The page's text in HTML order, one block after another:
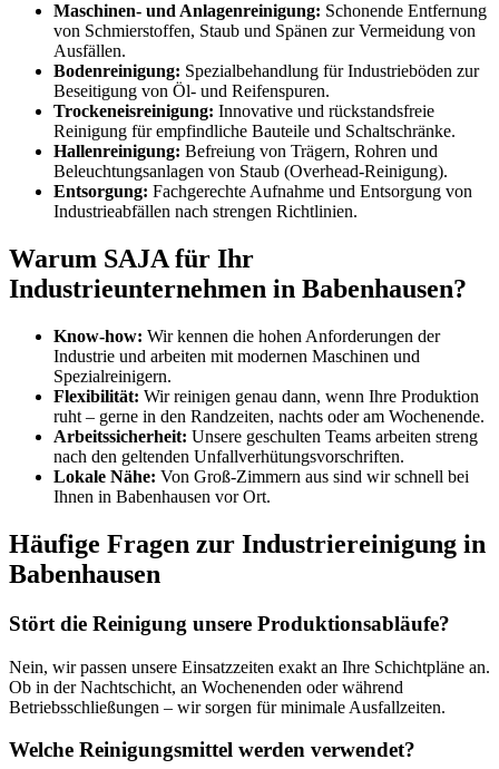
Maschinen- und Anlagenreinigung: Schonende Entfernung
von Schmierstoffen, Staub und Spänen zur Vermeidung von
Ausfällen.
Bodenreinigung: Spezialbehandlung für Industrieböden zur
Beseitigung von Öl- und Reifenspuren.
Trockeneisreinigung: Innovative und rückstandsfreie
Reinigung für empfindliche Bauteile und Schaltschränke.
Hallenreinigung: Befreiung von Trägern, Rohren und
Beleuchtungsanlagen von Staub (Overhead-Reinigung).
Entsorgung: Fachgerechte Aufnahme und Entsorgung von
Industrieabfällen nach strengen Richtlinien.
Warum SAJA für Ihr
Industrieunternehmen in Babenhausen?
Know-how: Wir kennen die hohen Anforderungen der
Industrie und arbeiten mit modernen Maschinen und
Spezialreinigern.
Flexibilität: Wir reinigen genau dann, wenn Ihre Produktion
ruht – gerne in den Randzeiten, nachts oder am Wochenende.
Arbeitssicherheit: Unsere geschulten Teams arbeiten streng
nach den geltenden Unfallverhütungsvorschriften.
Lokale Nähe: Von Groß-Zimmern aus sind wir schnell bei
Ihnen in Babenhausen vor Ort.
Häufige Fragen zur Industriereinigung in
Babenhausen
Stört die Reinigung unsere Produktionsabläufe?
Nein, wir passen unsere Einsatzzeiten exakt an Ihre Schichtpläne an.
Ob in der Nachtschicht, an Wochenenden oder während
Betriebsschließungen – wir sorgen für minimale Ausfallzeiten.
Welche Reinigungsmittel werden verwendet?